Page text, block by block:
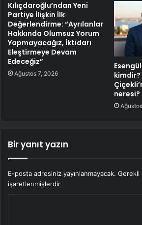
Kılıçdaroğlu’ndan Yeni
Partiye İlişkin İlk
Değerlendirme: “Ayrılanlar
Hakkında Olumsuz Yorum
Yapmayacağız, İktidarı
Eleştirmeye Devam
Edeceğiz”
Ağustos 7, 2026
kimdir?
neresi?
Bir yanıt yazın
E-posta adresiniz yayınlanmayacak. Gerekli
işaretlenmişlerdir